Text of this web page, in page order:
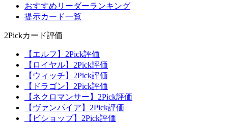
おすすめリーダーランキング
提示カード一覧
2Pickカード評価
【エルフ】2Pick評価
【ロイヤル】2Pick評価
【ウィッチ】2Pick評価
【ドラゴン】2Pick評価
【ネクロマンサー】2Pick評価
【ヴァンパイア】2Pick評価
【ビショップ】2Pick評価